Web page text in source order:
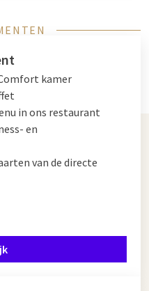
kamer
in ons restaurant
en
van de directe